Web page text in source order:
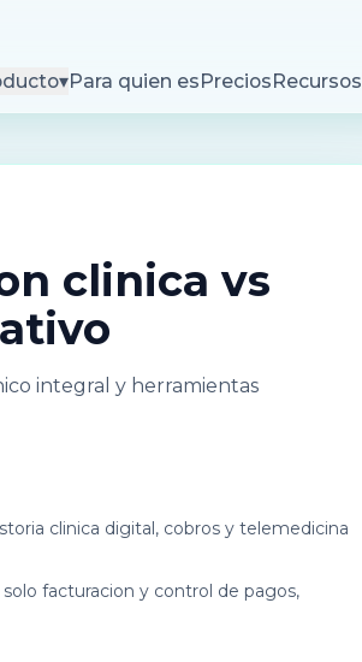
▾Para quien esPreciosRecursos
clinica vs
integral y herramientas
clinica digital, cobros y telemedicina
facturacion y control de pagos,